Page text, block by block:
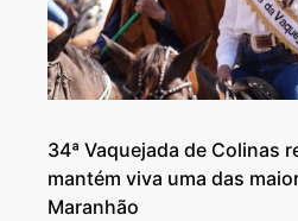
34ª Vaquejada de Colinas
mantém viva uma das
Maranhão